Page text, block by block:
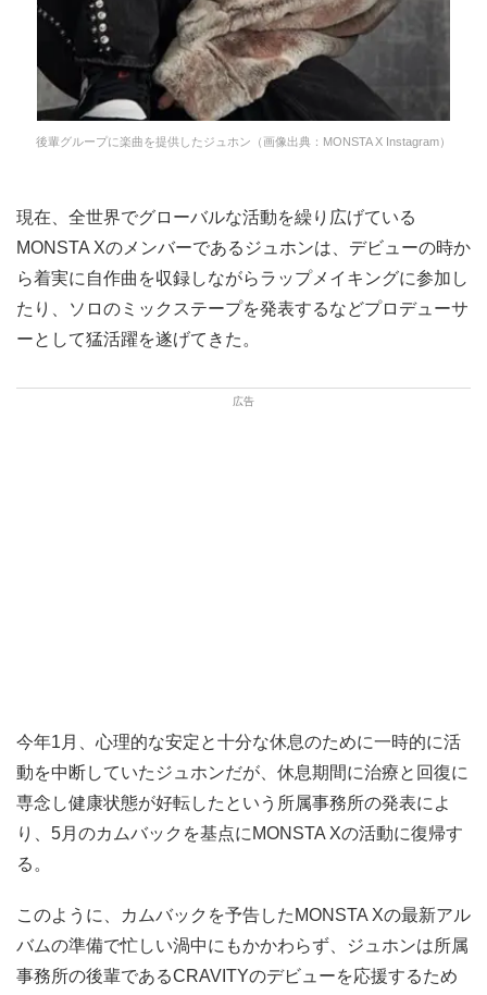
後輩グループに楽曲を提供したジュホン（画像出典：MONSTA X Instagram）
現在、全世界でグローバルな活動を繰り広げている
MONSTA Xのメンバーであるジュホンは、デビューの時か
ら着実に自作曲を収録しながらラップメイキングに参加し
たり、ソロのミックステープを発表するなどプロデューサ
ーとして猛活躍を遂げてきた。
今年1月、心理的な安定と十分な休息のために一時的に活
動を中断していたジュホンだが、休息期間に治療と回復に
専念し健康状態が好転したという所属事務所の発表によ
り、5月のカムバックを基点にMONSTA Xの活動に復帰す
る。
このように、カムバックを予告したMONSTA Xの最新アル
バムの準備で忙しい渦中にもかかわらず、ジュホンは所属
事務所の後輩であるCRAVITYのデビューを応援するため